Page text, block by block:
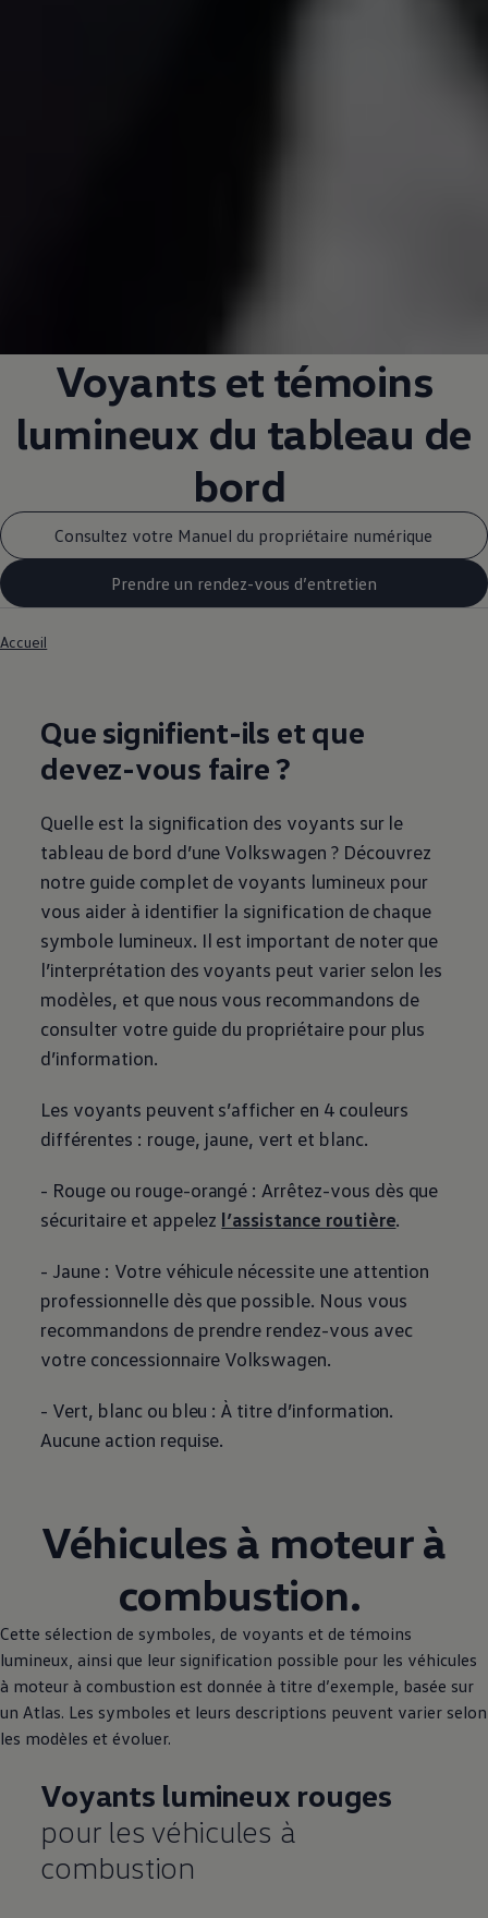
Voyants et témoins
lumineux du tableau de
bord
Consultez votre Manuel du propriétaire numérique
Prendre un rendez-vous d’entretien
Accueil
Que signifient-ils et que
devez-vous faire ?
Quelle est la signification des voyants sur le
tableau de bord d’une Volkswagen ? Découvrez
notre guide complet de voyants lumineux pour
vous aider à identifier la signification de chaque
symbole lumineux. Il est important de noter que
l’interprétation des voyants peut varier selon les
modèles, et que nous vous recommandons de
consulter votre guide du propriétaire pour plus
d’information.
Les voyants peuvent s’afficher en 4 couleurs
différentes : rouge, jaune, vert et blanc.
- Rouge ou rouge-orangé : Arrêtez-vous dès que
sécuritaire et appelez l’assistance routière.
- Jaune : Votre véhicule nécessite une attention
professionnelle dès que possible. Nous vous
recommandons de prendre rendez-vous avec
votre concessionnaire Volkswagen.
- Vert, blanc ou bleu : À titre d’information.
Aucune action requise.
Véhicules à moteur à
combustion.
Cette sélection de symboles, de voyants et de témoins
lumineux, ainsi que leur signification possible pour les véhicules
à moteur à combustion est donnée à titre d’exemple, basée sur
un Atlas. Les symboles et leurs descriptions peuvent varier selon
les modèles et évoluer.
Voyants lumineux rouges
pour les véhicules à
combustion